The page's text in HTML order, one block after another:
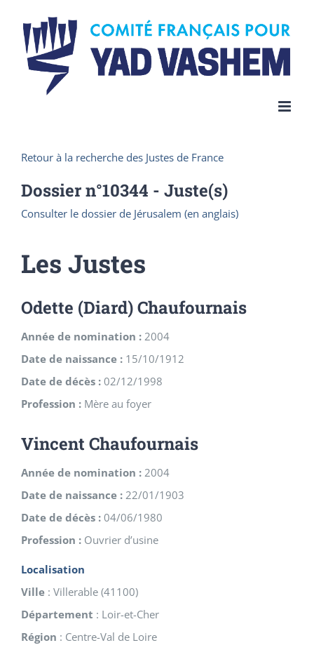
content
Retour à la recherche des Justes de France
Dossier n°10344 - Juste(s)
Consulter le dossier de Jérusalem (en anglais)
Les Justes
Odette (Diard) Chaufournais
Année de nomination : 2004
Date de naissance : 15/10/1912
Date de décès : 02/12/1998
Profession : Mère au foyer
Vincent Chaufournais
Année de nomination : 2004
Date de naissance : 22/01/1903
Date de décès : 04/06/1980
Profession : Ouvrier d’usine
Localisation
Ville : Villerable (41100)
Département : Loir-et-Cher
Région : Centre-Val de Loire